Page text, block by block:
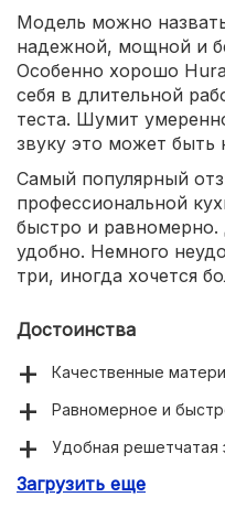
Модель можно
надежной, мощной и
Особенно хорошо
себя в длительной
теста. Шумит
звуку это может быть
Самый популярный
профессиональной
быстро и
удобно. Немного
три, иногда хочется
Достоинства
Качественные
Равномерное и
Удобная решетчатая
Простая и надежная
Загрузить еще